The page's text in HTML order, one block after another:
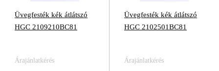
Üvegfesték kék átlátszó
HGC 2109210BC81
Árajánlatkérés
Üvegfesték kék átlátszó
HGC 2102501BC81
Árajánlatkérés